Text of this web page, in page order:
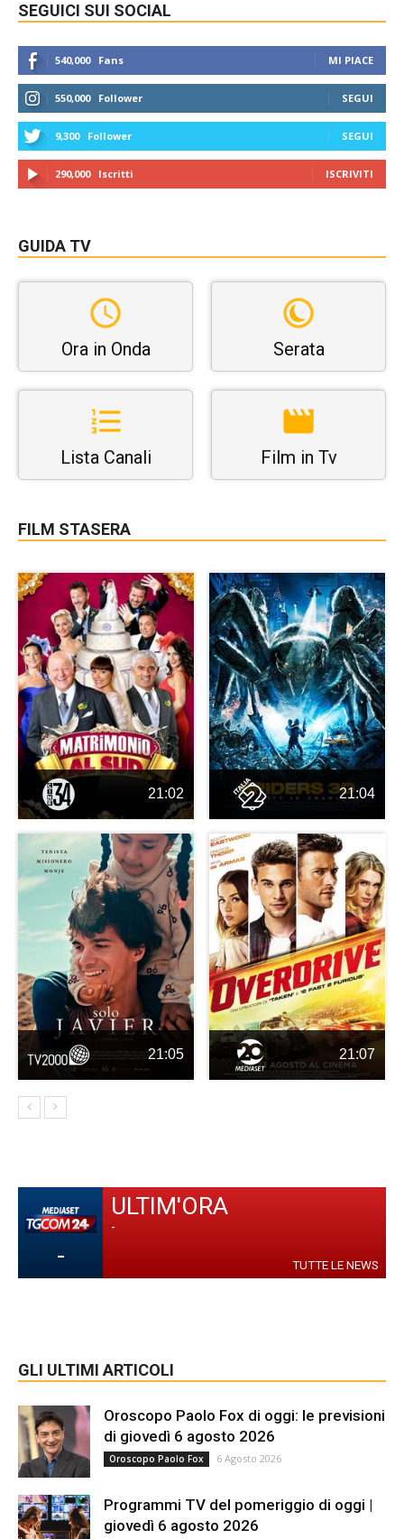
SEGUICI SUI SOCIAL
540,000 Fans MI PIACE
550,000 Follower SEGUI
9,300 Follower SEGUI
290,000 Iscritti ISCRIVITI
GUIDA TV
Ora in Onda Serata
Lista Canali Film in Tv
FILM STASERA
21:02 21:04
21:05 21:07
-
ULTIM'ORA
-
TUTTE LE NEWS
GLI ULTIMI ARTICOLI
Oroscopo Paolo Fox di oggi: le previsioni
di giovedì 6 agosto 2026
Oroscopo Paolo Fox 6 Agosto 2026
Programmi TV del pomeriggio di oggi |
giovedì 6 agosto 2026